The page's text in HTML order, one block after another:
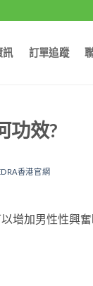
訊 訂單追蹤
功效?
香港官網
增加男性性興